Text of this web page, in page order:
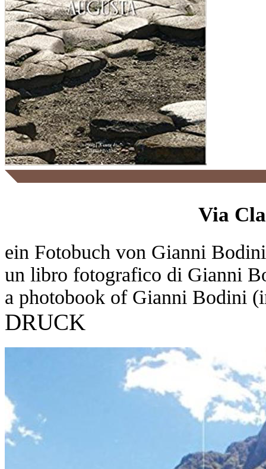
Via
ein Fotobuch von Gianni
un libro fotografico di Gianni
a photobook of Gianni Bodini
DRUCK